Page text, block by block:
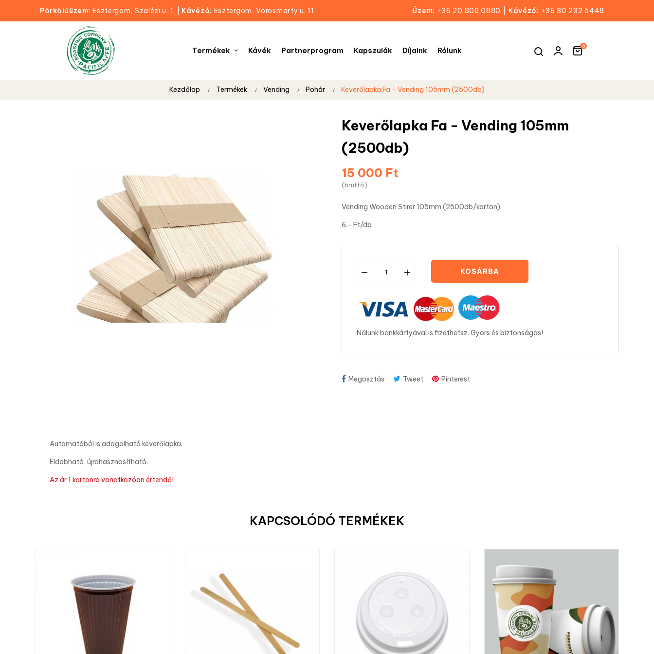
Pörkölőüzem: Esztergom, Szalézi u. 1. Kávézó: Esztergom, Vörösmarty u. 11. Kávézó: +36 30 232 5448
Üzem: +36 20 808 0880
Termékek Kávék Partnerprogram Kapszulák Díjaink Rólunk 0
Kezdőlap Termékek Vending Pohár Keverőlapka Fa - Vending 105mm (2500db)
Keverőlapka Fa - Vending 105mm
(2500db)
15 000 Ft
(bruttó)
Vending Wooden Stirer 105mm (2500db/karton)
6.- Ft/db
KOSÁRBA
Nálunk bankkártyával is fizethetsz. Gyors és biztonságos!
Megosztás Tweet Pinterest
Automatából is adagolható keverőlapka.
Eldobható, újrahasznosítható.
Az ár 1 kartonra vonatkozóan értendő!
KAPCSOLÓDÓ TERMÉKEK